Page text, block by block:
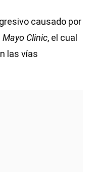
causado por
Mayo Clinic, el cual
las vías